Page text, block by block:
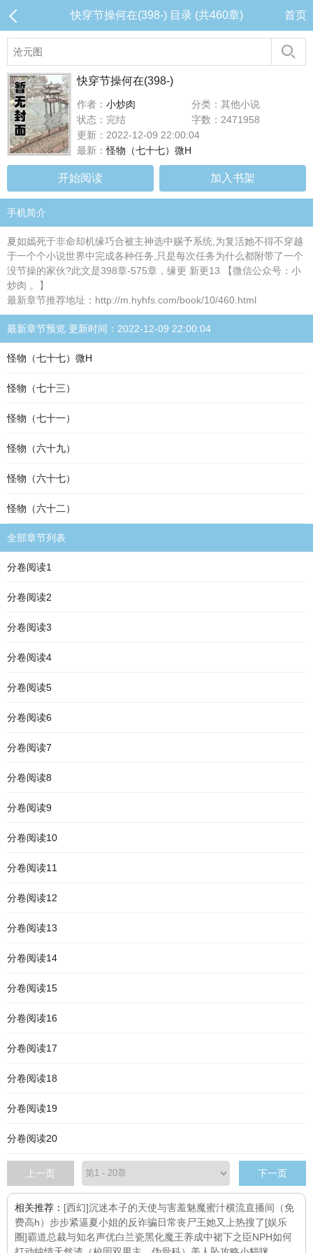
快穿节操何在(398-) 目录 (共460章) 首页
快穿节操何在(398-)
作者： 小炒肉
分类：其他小说
状态：完结
字数：2471958
更新：2022-12-09 22:00:04
最新：怪物（七十七）微H
开始阅读 加入书架
手机简介
夏如嫣死于非命却机缘巧合被主神选中赐予系统,为复活她不得不穿越
于一个个小说世界中完成各种任务,只是每次任务为什么都附带了一个
没节操的家伙?此文是398章-575章，缘更 新更13 【微信公众号：小
炒肉 。】
最新章节推荐地址：http://m.hyhfs.com/book/10/460.html
最新章节预览 更新时间：2022-12-09 22:00:04
怪物（七十七）微H
怪物（七十三）
怪物（七十一）
怪物（六十九）
怪物（六十七）
怪物（六十二）
全部章节列表
分卷阅读1
分卷阅读2
分卷阅读3
分卷阅读4
分卷阅读5
分卷阅读6
分卷阅读7
分卷阅读8
分卷阅读9
分卷阅读10
分卷阅读11
分卷阅读12
分卷阅读13
分卷阅读14
分卷阅读15
分卷阅读16
分卷阅读17
分卷阅读18
分卷阅读19
分卷阅读20
上一页 下一页
相关推荐： [西幻]沉迷本子的天使与害羞魅魔蜜汁横流直播间（免
费高h） 步步紧逼夏小姐的反诈骗日常丧尸王她又上热搜了[娱乐
圈]霸道总裁与知名声优白兰瓷黑化魔王养成中裙下之臣NPH如何